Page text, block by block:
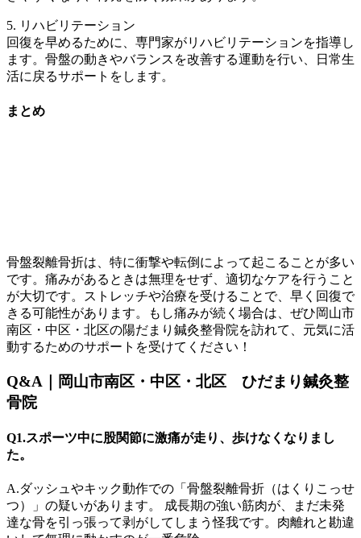
5. リハビリテーション
回復を早めるために、専門家がリハビリテーションを指導し
ます。骨盤の動きやバランスを改善する運動を行い、日常生
活に戻るサポートをします。
まとめ
骨盤裂離骨折は、特に衝撃や転倒によって起こることが多い
です。痛みがあるときは無理をせず、適切なケアを行うこと
が大切です。ストレッチや治療を受けることで、早く回復で
きる可能性があります。もし痛みが続く場合は、ぜひ岡山市
南区・中区・北区の陽だまり鍼灸整骨院を訪れて、元気に活
動するためのサポートを受けてください！
Q&A｜岡山市南区・中区・北区 ひだまり鍼灸整
骨院
Q1.スポーツ中に股関節に激痛が走り、歩けなくなりまし
た。
A.ダッシュやキック動作での「骨盤裂離骨折（はくりこっせ
つ）」の疑いがあります。 成長期の強い筋肉が、まだ未発
達な骨を引っ張って剥がしてしまう怪我です。肉離れと勘違